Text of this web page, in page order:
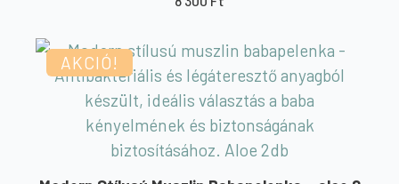
AKCIÓ!